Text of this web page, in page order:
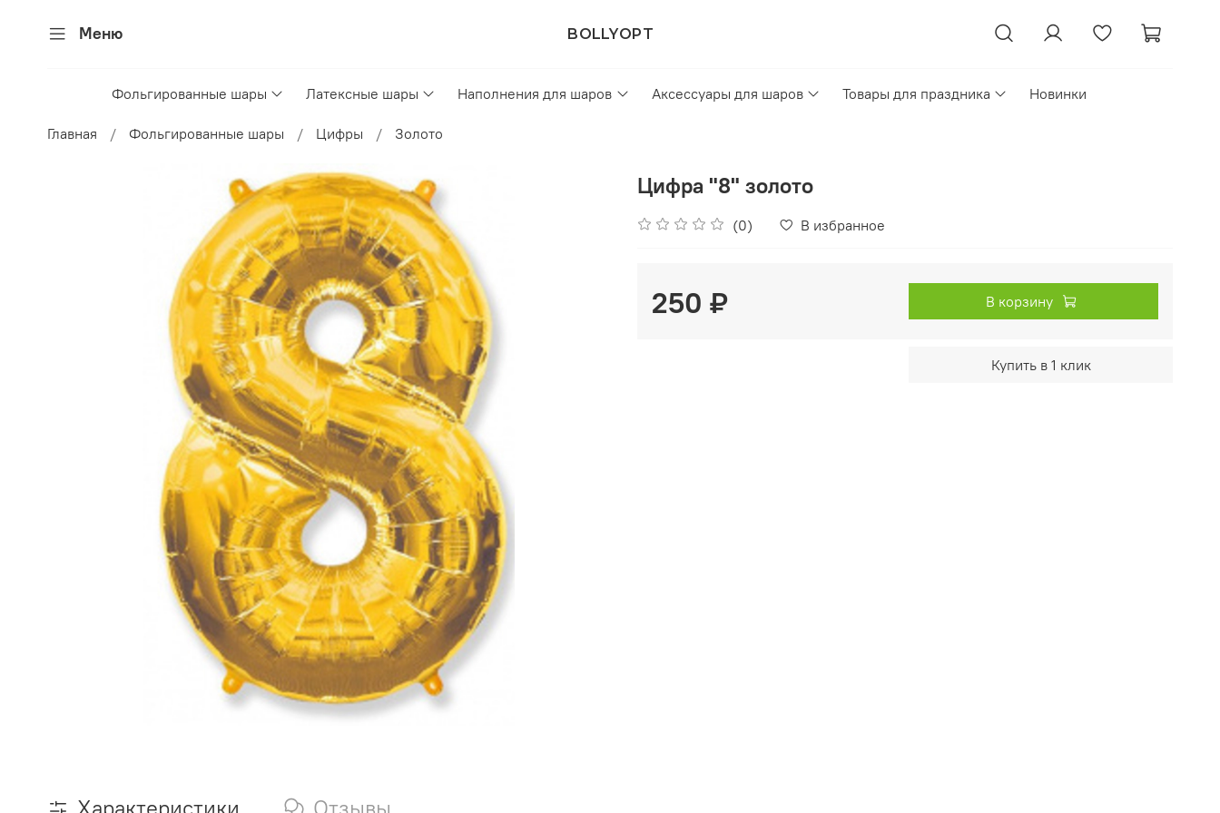
Меню BOLLYOPT
Фольгированные шары Латексные шары Наполнения для шаров Аксессуары для шаров Товары для праздника Новинки
Главная Фольгированные шары Цифры Золото
Цифра "8" золото
(0) В избранное
250 ₽ В корзину
Купить в 1 клик
Характеристики Отзывы